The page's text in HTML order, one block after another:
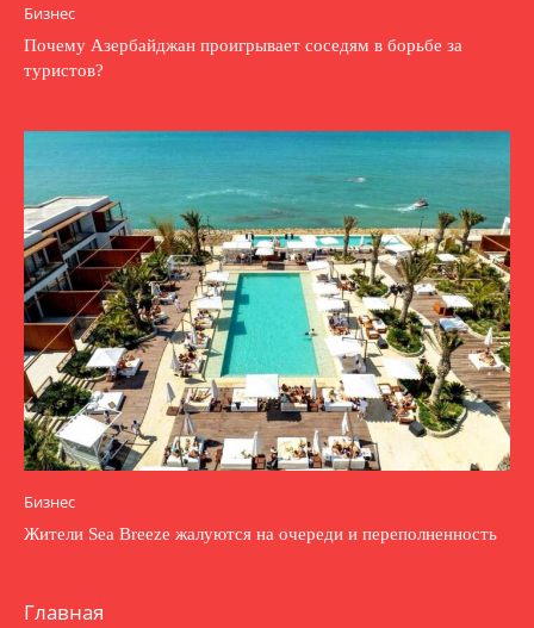
Бизнес
Почему Азербайджан проигрывает соседям в борьбе за
туристов?
Бизнес
Жители Sea Breeze жалуются на очереди и переполненность
Главная